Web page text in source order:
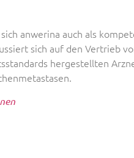
anwerina auch als
sich auf den Vertrieb
hergestellten